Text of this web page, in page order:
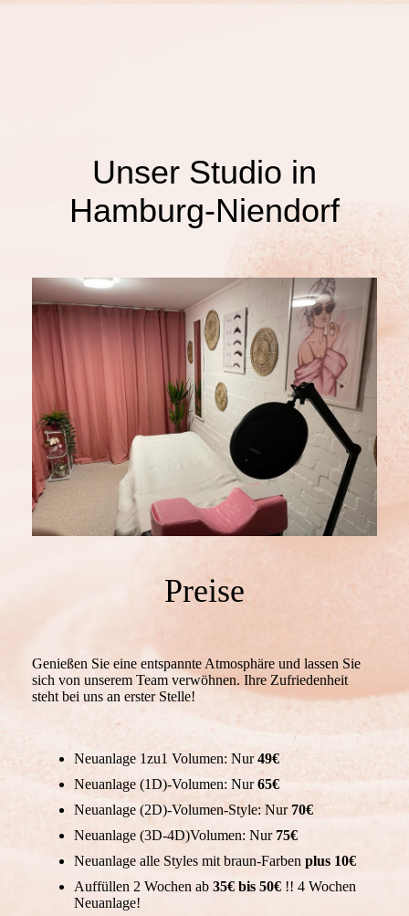
Unser Studio in
Hamburg-Niendorf
Preise
Genießen Sie eine entspannte Atmosphäre und lassen Sie
sich von unserem Team verwöhnen. Ihre Zufriedenheit
steht bei uns an erster Stelle!
Neuanlage 1zu1 Volumen: Nur49€
Neuanlage (1D)-Volumen: Nur65€
Neuanlage (2D)-Volumen-Style: Nur 70€
Neuanlage (3D-4D)Volumen: Nur 75€
Neuanlage alle Styles mit braun-Farben plus 10€
Auffüllen 2 Wochen ab 35€ bis 50€ !! 4 Wochen
Neuanlage!